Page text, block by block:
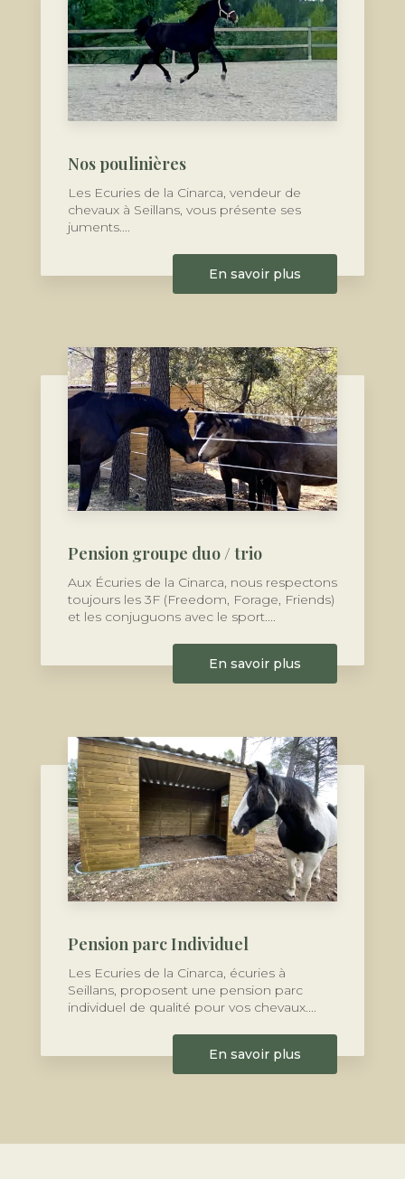
Nos poulinières
Les Ecuries de la Cinarca, vendeur de
chevaux à Seillans, vous présente ses
juments....
En savoir plus
Pension groupe duo / trio
Aux Écuries de la Cinarca, nous respectons
toujours les 3F (Freedom, Forage, Friends)
et les conjuguons avec le sport....
En savoir plus
Pension parc Individuel
Les Ecuries de la Cinarca, écuries à
Seillans, proposent une pension parc
individuel de qualité pour vos chevaux....
En savoir plus